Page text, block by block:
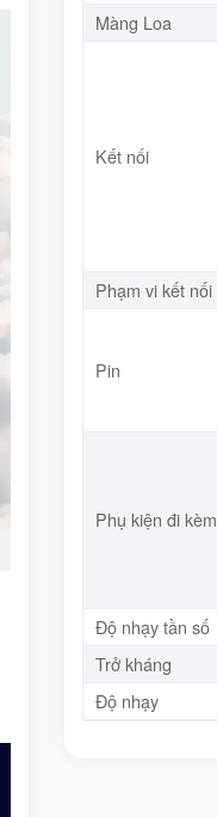
Màng Loa
Kết nối
Phạm vi kết nối
Pin
Phụ kiện đi kèm
Độ nhạy tần số
Trở kháng
Độ nhạy